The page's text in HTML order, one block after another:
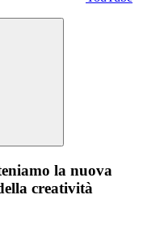
la nuova
creatività